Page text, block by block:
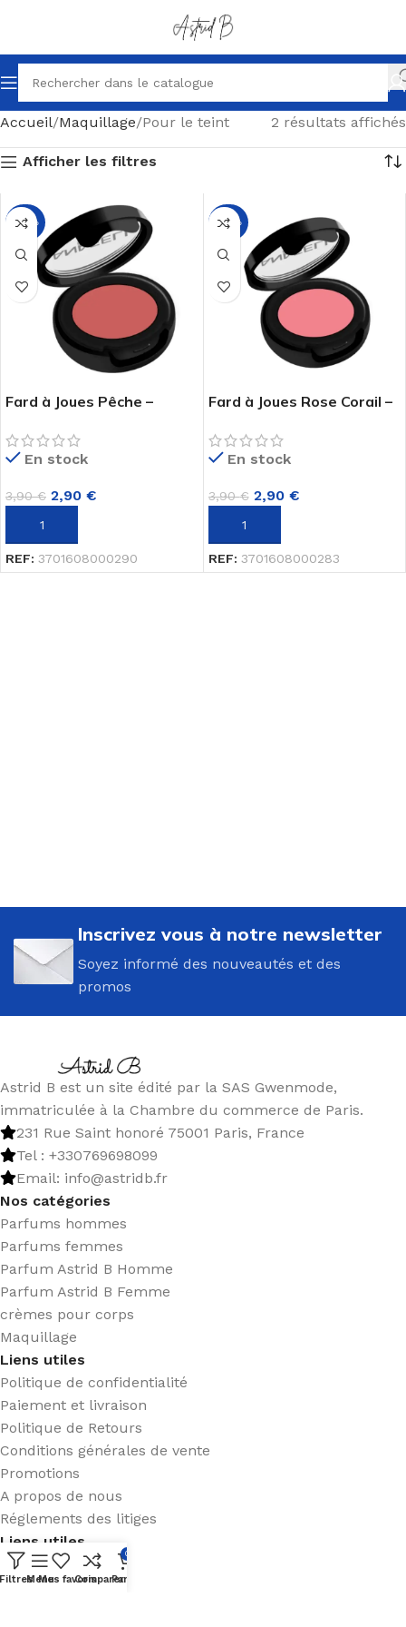
Accueil Maquillage Pour le teint 2 résultats affichés
Afficher les filtres
-26%
Fard à Joues Pêche –
En stock
3,90€ 2,90 €
AJOUTER AU PANIER
REF: 3701608000290
-26%
Fard à Joues Rose Corail –
En stock
3,90€ 2,90 €
AJOUTER AU PANIER
REF: 3701608000283
Inscrivez vous à notre newsletter
Soyez informé des nouveautés et des
promos
Astrid B est un site édité par la SAS Gwenmode,
immatriculée à la Chambre du commerce de Paris.
231 Rue Saint honoré 75001 Paris, France
Tel : +330769698099
Email: info@astridb.fr
Nos catégories
Parfums hommes
Parfums femmes
Parfum Astrid B Homme
Parfum Astrid B Femme
crèmes pour corps
Maquillage
Liens utiles
Politique de confidentialité
Paiement et livraison
Politique de Retours
Conditions générales de vente
Promotions
A propos de nous
Réglements des litiges
Liens utiles
Nous contacter
Blog
FiltresMenuMes favorisComparer
0
Panier